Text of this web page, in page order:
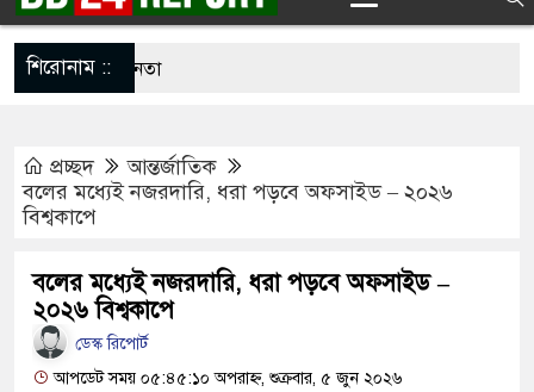
শিরোনাম ::
৬ নেতা
নতুন বাহিনী, খসড়া আইন প্রকাশ
পুলিশকে পিটিয়ে র’ক্তা’ক্ত করা হয়েছে, সে দৃশ্য
ক্লিনিকে রোগী দেখছিলেন চিকিৎসক,
নির্দেশ স্বাস্থ্যমন্ত্রীর
প্রচ্ছদ
আন্তর্জাতিক
বলের মধ্যেই নজরদারি, ধরা পড়বে অফসাইড – ২০২৬
বিশ্বকাপে
বলের মধ্যেই নজরদারি, ধরা পড়বে অফসাইড –
২০২৬ বিশ্বকাপে
ডেস্ক রিপোর্ট
আপডেট সময় ০৫:৪৫:১০ অপরাহ্ন, শুক্রবার, ৫ জুন ২০২৬